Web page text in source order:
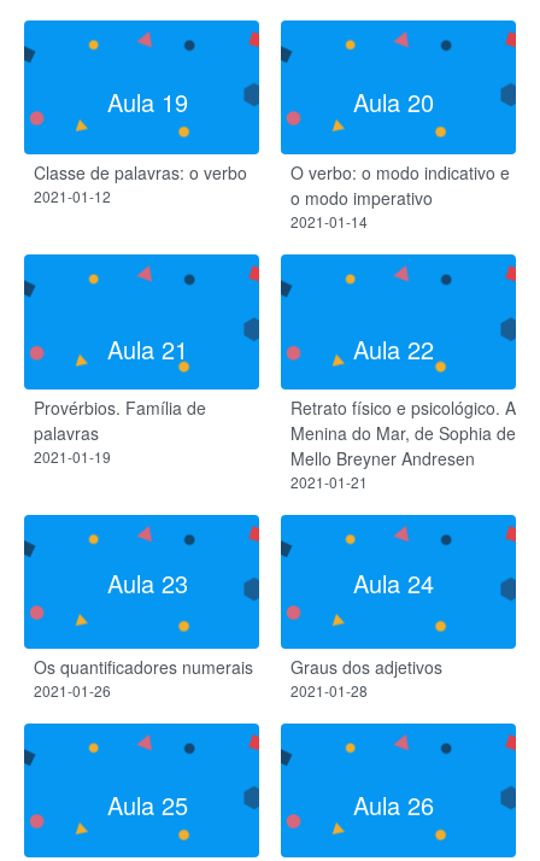
Aula 19
Classe de palavras: o verbo
2021-01-12
Aula 20
O verbo: o modo indicativo e
o modo imperativo
2021-01-14
Aula 21
Provérbios. Família de
palavras
2021-01-19
Aula 22
Retrato físico e psicológico. A
Menina do Mar, de Sophia de
Mello Breyner Andresen
2021-01-21
Aula 23
Os quantificadores numerais
2021-01-26
Aula 24
Graus dos adjetivos
2021-01-28
Aula 25 Aula 26